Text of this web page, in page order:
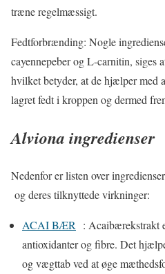
træne regelmæssigt.
Fedtforbrænding: Nogle
cayennepeber og L-carnitin, siges
hvilket betyder, at de hjælper med
lagret fedt i kroppen og dermed
Alviona ingredienser
Nedenfor er listen over
og deres tilknyttede virkninger:
ACAI BÆR : Acaibærekstrakt
antioxidanter og fibre. Det
og vægttab ved at øge